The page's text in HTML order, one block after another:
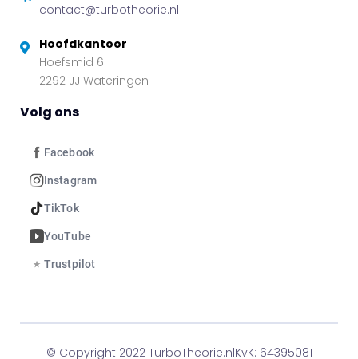
contact@turbotheorie.nl
Hoofdkantoor
Hoefsmid 6
2292 JJ Wateringen
Volg ons
Facebook
Instagram
TikTok
YouTube
Trustpilot
© Copyright 2022 TurboTheorie.nlKvK: 64395081